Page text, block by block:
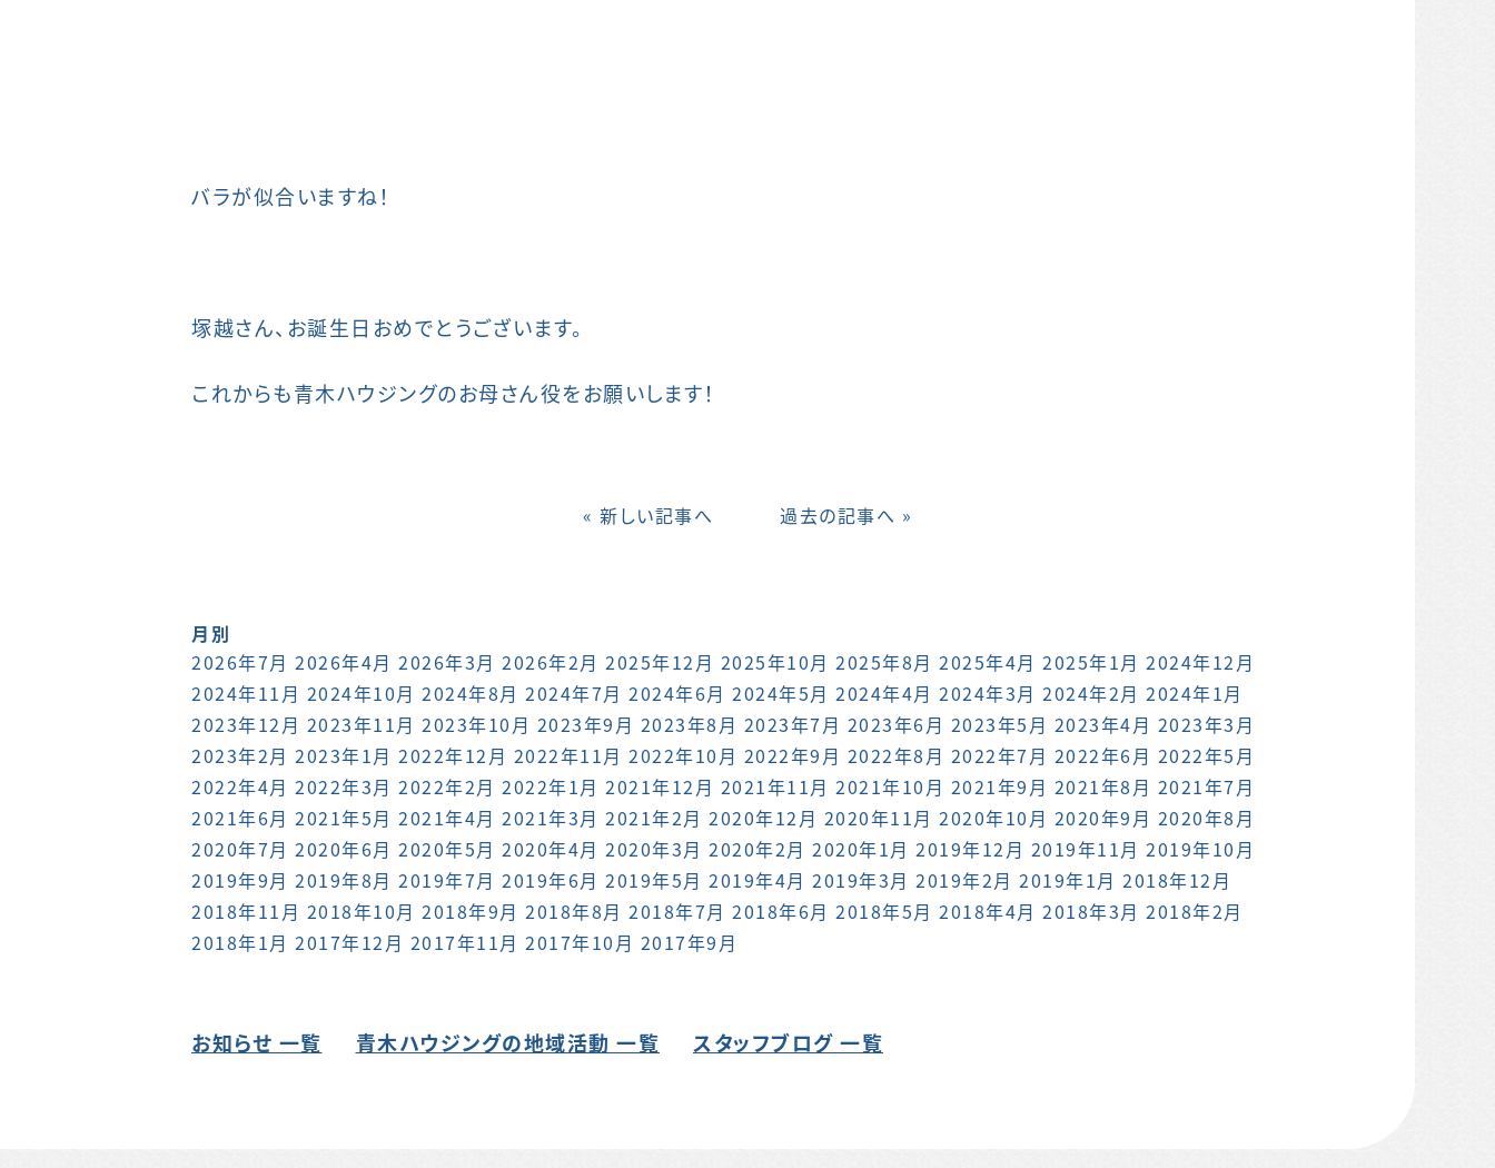
バラが似合いますね！
塚越さん、お誕生日おめでとうございます。
これからも青木ハウジングのお母さん役をお願いします！
« 新しい記事へ 過去の記事へ »
月別
2026年7月 2026年4月 2026年3月 2026年2月 2025年12月 2025年10月 2025年8月 2025年4月 2025年1月 2024年12月
2024年11月 2024年10月 2024年8月 2024年7月 2024年6月 2024年5月 2024年4月 2024年3月 2024年2月 2024年1月
2023年12月 2023年11月 2023年10月 2023年9月 2023年8月 2023年7月 2023年6月 2023年5月 2023年4月 2023年3月
2023年2月 2023年1月 2022年12月 2022年11月 2022年10月 2022年9月 2022年8月 2022年7月 2022年6月 2022年5月
2022年4月 2022年3月 2022年2月 2022年1月 2021年12月 2021年11月 2021年10月 2021年9月 2021年8月 2021年7月
2021年6月 2021年5月 2021年4月 2021年3月 2021年2月 2020年12月 2020年11月 2020年10月 2020年9月 2020年8月
2020年7月 2020年6月 2020年5月 2020年4月 2020年3月 2020年2月 2020年1月 2019年12月 2019年11月 2019年10月
2019年9月 2019年8月 2019年7月 2019年6月 2019年5月 2019年4月 2019年3月 2019年2月 2019年1月 2018年12月
2018年11月 2018年10月 2018年9月 2018年8月 2018年7月 2018年6月 2018年5月 2018年4月 2018年3月 2018年2月
2018年1月 2017年12月 2017年11月 2017年10月 2017年9月
お知らせ 一覧 青木ハウジングの地域活動 一覧 スタッフブログ 一覧